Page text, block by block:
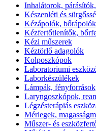
Inhalátorok,
Készenléti és
Kézápolók,
Kézfertőtlenítők,
Kézi műszerek
Kéztörlő adagolók
Kolposzkópok
Laboratoriumi
Laborkészülékek
Lámpák, fényforrások
Laryngoszkópok,
Légzésterápiás
Mérlegek,
Műszer- és